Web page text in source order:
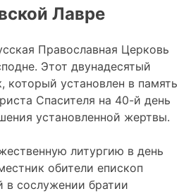
Лавре
Православная Церковь
Этот двунадесятый
который установлен в память
Спасителя на 40-й день
установленной жертвы.
литургию в день
обители епископ
в сослужении братии